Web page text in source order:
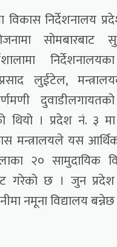
विकास निर्देशनालय
लुईटेल,
थियो । प्रदेश नं. ३
मन्त्रालयले यस
२० सामुदायिक
गरेको छ । जुन प्रदेश
नमूना विद्यालय बन्नेछ